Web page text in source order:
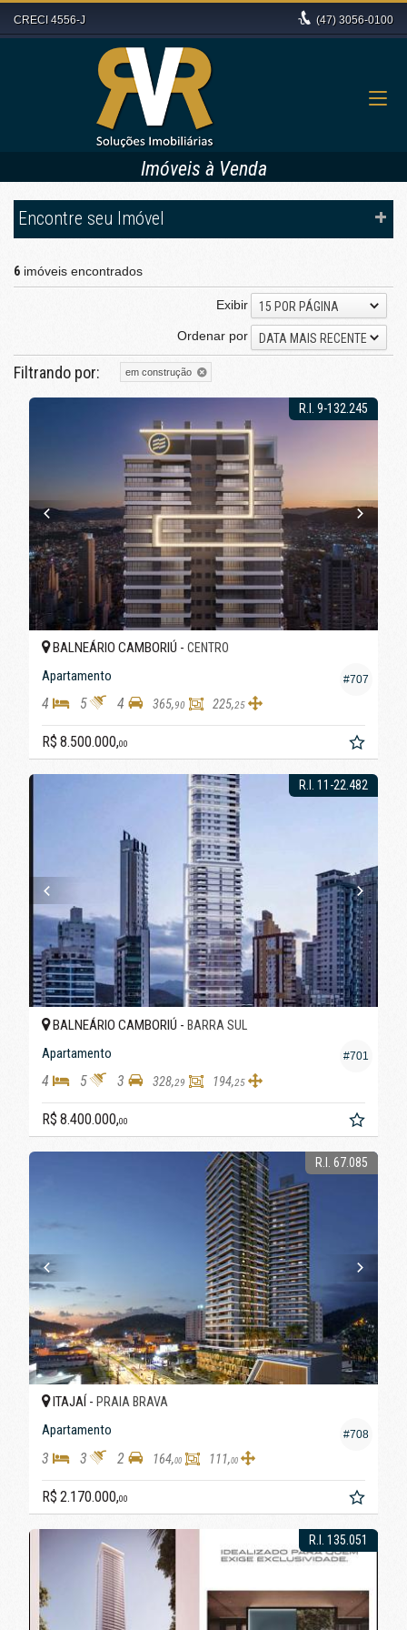
CRECI 4556-J (47) 3056-0100
Imóveis à Venda
Encontre seu Imóvel
6 imóveis encontrados
Exibir
15 POR PÁGINA
Ordenar por
DATA MAIS RECENTE
Filtrando por: em construção
R.I. 9-132.245
#707
BALNEÁRIO CAMBORIÚ - CENTRO
Apartamento
4 5 4 365,90 225,25
R$ 8.500.000,00
R.I. 11-22.482
#701
BALNEÁRIO CAMBORIÚ - BARRA SUL
Apartamento
4 5 3 328,29 194,25
R$ 8.400.000,00
R.I. 67.085
#708
ITAJAÍ - PRAIA BRAVA
Apartamento
3 3 2 164,00 111,00
R$ 2.170.000,00
R.I. 135.051